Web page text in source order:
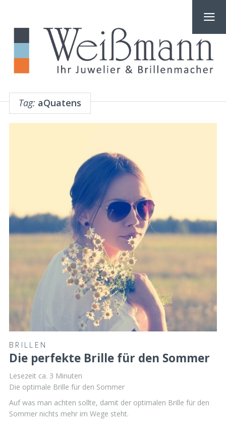
Tag: aQuatens
BRILLEN
Die perfekte Brille für den Sommer
Lesezeit ca. 3 Minuten
Die optimale Brille für den Sommer
Auf was man achten sollte, damit der optimalen Brille für den
Sommer nichts mehr im Wege steht.